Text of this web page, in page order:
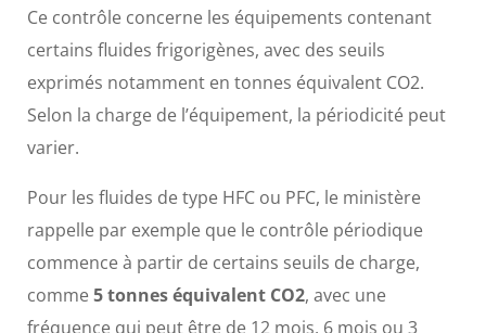
Ce contrôle concerne les équipements contenant
certains fluides frigorigènes, avec des seuils
exprimés notamment en tonnes équivalent CO2.
Selon la charge de l’équipement, la périodicité peut
varier.
Pour les fluides de type HFC ou PFC, le ministère
rappelle par exemple que le contrôle périodique
commence à partir de certains seuils de charge,
comme5 tonnes équivalent CO2, avec une
fréquence qui peut être de 12 mois, 6 mois ou 3